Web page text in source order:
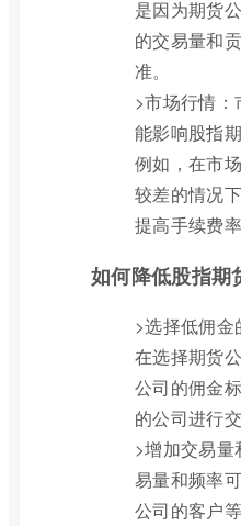
是因为期货
的交易量和
准。
>市场行情
能影响股指
例如，在市
较差的情况
提高手续费
如何降低股指期
>选择低佣
在选择期货
公司的佣金
的公司进行交
>增加交易量
易量和频率
公司的客户